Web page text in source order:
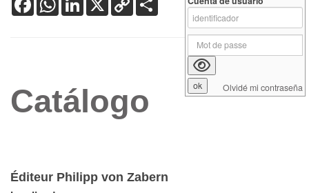
Link
Catálogo
Éditeur Philipp von Zabern
Olvidé mi contraseña